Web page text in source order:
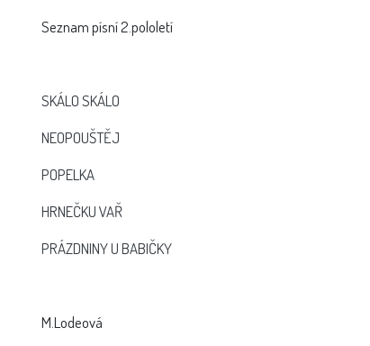
Seznam písní 2.pololetí
SKÁLO SKÁLO
NEOPOUŠTĚJ
POPELKA
HRNEČKU VAŘ
PRÁZDNINY U BABIČKY
M.Lodeová